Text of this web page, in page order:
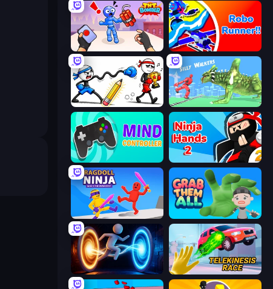
TNT Bomber Robo Runner
Doodle Smash Silly Walkers
Mind Controller Ninja Hands 2
Ragdoll Ninja: Imposter Hero Grab Them All
Portal Escape Telekinesis Race 3D